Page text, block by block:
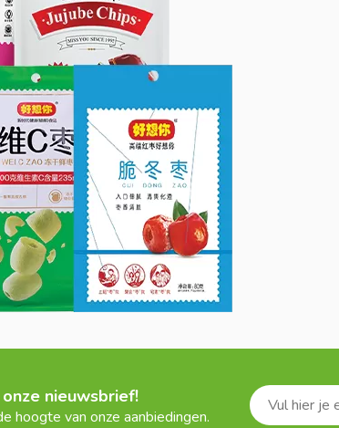
nieuwsbrief!
hoogte van onze aanbiedingen.